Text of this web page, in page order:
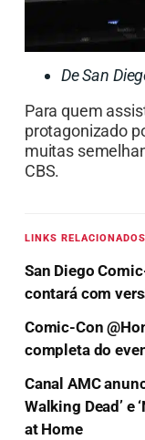
De San
Para quem
protagonizado
muitas
CBS.
LINKS RELACIONADOS
San Diego
contará com
Comic-Con
completa do
Canal AMC
Walking Dead’ e
at Home